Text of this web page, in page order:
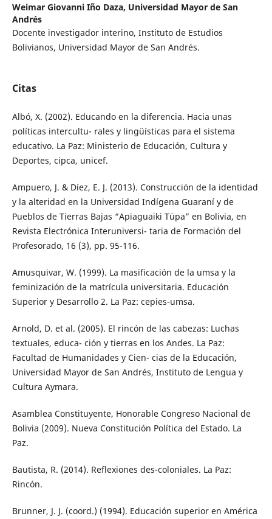
Weimar Giovanni Iño Daza, Universidad Mayor de San
Andrés
Docente investigador interino, Instituto de Estudios
Bolivianos, Universidad Mayor de San Andrés.
Citas
Albó, X. (2002). Educando en la diferencia. Hacia unas
políticas intercultu- rales y lingüísticas para el sistema
educativo. La Paz: Ministerio de Educación, Cultura y
Deportes, cipca, unicef.
Ampuero, J. & Díez, E. J. (2013). Construcción de la identidad
y la alteridad en la Universidad Indígena Guaraní y de
Pueblos de Tierras Bajas “Apiaguaiki Tüpa” en Bolivia, en
Revista Electrónica Interuniversi- taria de Formación del
Profesorado, 16 (3), pp. 95-116.
Amusquivar, W. (1999). La masificación de la umsa y la
feminización de la matrícula universitaria. Educación
Superior y Desarrollo 2. La Paz: cepies-umsa.
Arnold, D. et al. (2005). El rincón de las cabezas: Luchas
textuales, educa- ción y tierras en los Andes. La Paz:
Facultad de Humanidades y Cien- cias de la Educación,
Universidad Mayor de San Andrés, Instituto de Lengua y
Cultura Aymara.
Asamblea Constituyente, Honorable Congreso Nacional de
Bolivia (2009). Nueva Constitución Política del Estado. La
Paz.
Bautista, R. (2014). Reflexiones des-coloniales. La Paz:
Rincón.
Brunner, J. J. (coord.) (1994). Educación superior en América